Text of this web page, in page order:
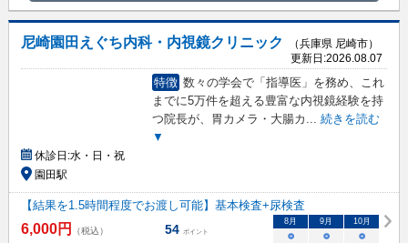
尼崎園田えぐち内科・内視鏡クリニック
（兵庫県 尼崎市）
更新日:2026.08.07
特徴 数々の学会で「指導医」を務め、これ
までに5万件を超える豊富な内視鏡経験を持
つ院長が、胃カメラ・大腸カ
続きを読む
▼
休診日:水・日・祝
園田駅
【結果を1.5時間程度でお渡し可能】基本検査+尿検査
6,000円 （税込） 54 ポイント
8 月 9 月 10月
○ ○ ○